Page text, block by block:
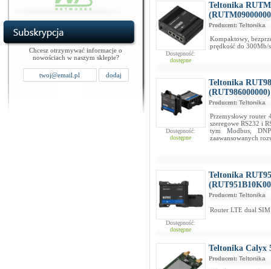
Chcesz otrzymywać informacje o
nowościach w naszym sklepie?
Dostępność:
dostępne
Teltonika
Producent: Teltonika
Kompaktowy,
prędkość do 300Mb/
Dostępność:
dostępne
Teltonika
(RUT986000000)
Producent: Teltonika
Przemysłowy
szeregowe RS232 i
tym Modbus,
zaawansowanych
Dostępność:
dostępne
Teltonika
Producent: Teltonika
Router LTE dual
Teltonika Calyx
Producent: Teltonika